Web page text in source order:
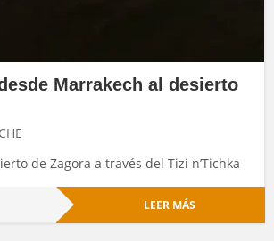
Marrakech al desierto
de Zagora a través del Tizi n’Tichka
LEER MÁS